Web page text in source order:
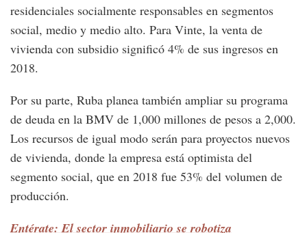
residenciales socialmente responsables en segmentos
social, medio y medio alto. Para Vinte, la venta de
vivienda con subsidio significó 4% de sus ingresos en
2018.
Por su parte, Ruba planea también ampliar su programa
de deuda en la BMV de 1,000 millones de pesos a 2,000.
Los recursos de igual modo serán para proyectos nuevos
de vivienda, donde la empresa está optimista del
segmento social, que en 2018 fue 53% del volumen de
producción.
Entérate: El sector inmobiliario se robotiza